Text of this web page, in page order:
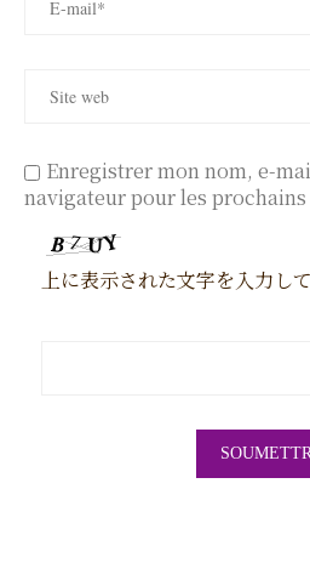
Enregistrer mon nom, e-
navigateur pour les
上に表示された文字を入力し